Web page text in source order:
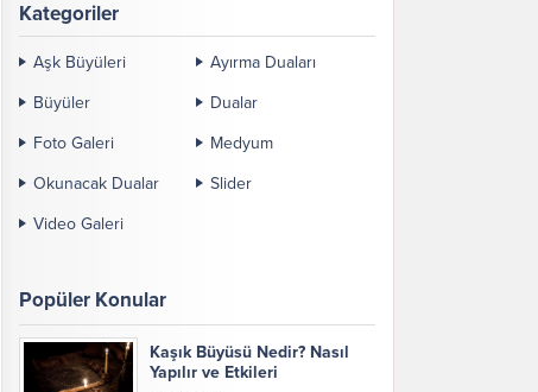
Kategoriler
Aşk Büyüleri
Ayırma Duaları
Büyüler
Dualar
Foto Galeri
Medyum
Okunacak Dualar
Slider
Video Galeri
Popüler Konular
Kaşık Büyüsü Nedir? Nasıl
Yapılır ve Etkileri